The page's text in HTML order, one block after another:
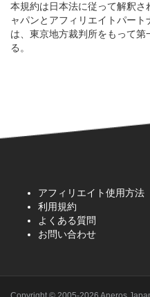
本規約は日本法に従って解釈
ャパンとアフィリエイトパー
は、東京地方裁判所をもって
る。
アフィリエイト使用方法
利用規約
よくある質問
お問い合わせ